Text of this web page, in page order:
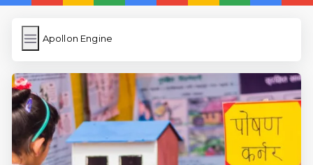
Apollon Engine
Apollon Engine
Resim Yükle
Wordpress Cache
Anasayfa